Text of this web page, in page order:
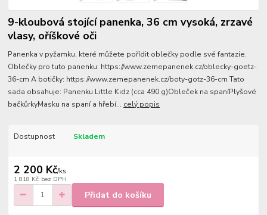
9-kloubová stojící panenka, 36 cm vysoká, zrzavé
vlasy, oříškové oči
Panenka v pyžamku, které můžete pořídit oblečky podle své fantazie.
Oblečky pro tuto panenku: https://www.zemepanenek.cz/oblecky-goetz-
36-cm A botičky: https://www.zemepanenek.cz/boty-gotz-36-cm Tato
sada obsahuje: Panenku Little Kidz (cca 490 g)Obleček na spaníPlyšové
bačkůrkyMasku na spaní a hřebí... celý popis
Dostupnost Skladem
2 200 Kč/ks
1 818 Kč bez DPH
Přidat do košíku